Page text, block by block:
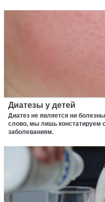
Диатезы у детей
Диатез не является ни
слово, мы лишь констатируем
заболеваниям.